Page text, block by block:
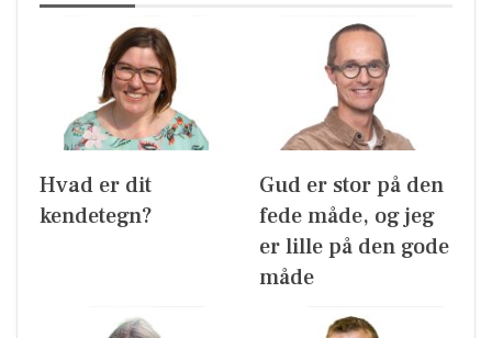
Hvad er dit
kendetegn?
Gud er stor på den
fede måde, og jeg
er lille på den gode
måde